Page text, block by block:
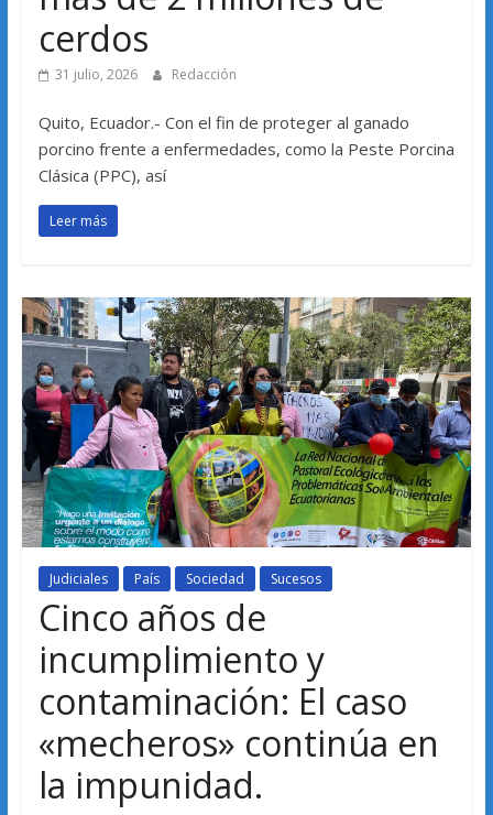
cerdos
31 julio, 2026 Redacción
Quito, Ecuador.- Con el fin de proteger al ganado
porcino frente a enfermedades, como la Peste Porcina
Clásica (PPC), así
Leer más
Judiciales País Sociedad Sucesos
Cinco años de
incumplimiento y
contaminación: El caso
«mecheros» continúa en
la impunidad.